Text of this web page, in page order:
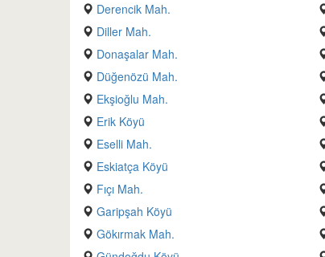
Derencik Mah.
Diller Mah.
Donaşalar Mah.
Düğenözü Mah.
Ekşioğlu Mah.
Erik Köyü
Eselli Mah.
Eskiatça Köyü
Fıçı Mah.
Garipşah Köyü
Gökırmak Mah.